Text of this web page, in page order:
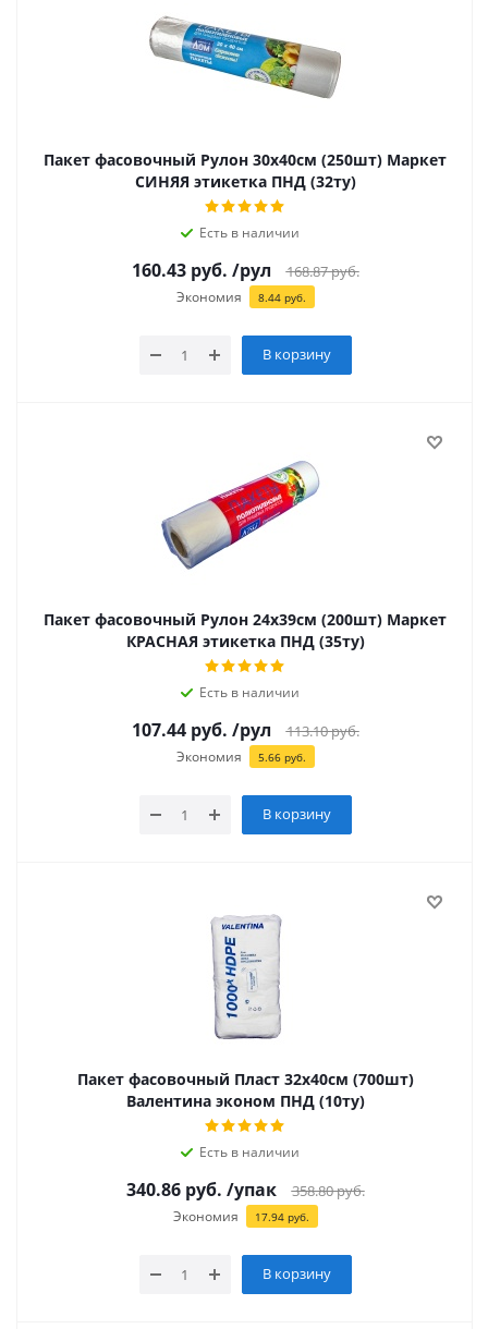
Пакет фасовочный Рулон 30х40см (250шт) Маркет
СИНЯЯ этикетка ПНД (32ту)
Есть в наличии
160.43руб. /рул 168.87руб.
Экономия 8.44руб.
В корзину
Пакет фасовочный Рулон 24х39см (200шт) Маркет
КРАСНАЯ этикетка ПНД (35ту)
Есть в наличии
107.44руб. /рул 113.10руб.
Экономия 5.66руб.
В корзину
Пакет фасовочный Пласт 32х40см (700шт)
Валентина эконом ПНД (10ту)
Есть в наличии
340.86руб. /упак 358.80руб.
Экономия 17.94руб.
В корзину